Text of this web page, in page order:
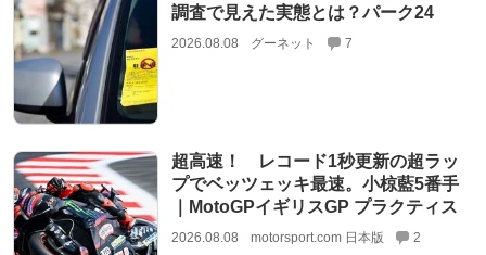
調査で見えた実態とは？パーク24
2026.08.08 グーネット 7
超高速！ レコード1秒更新の超ラッ
プでベッツェッキ最速。小椋藍5番手
｜MotoGPイギリスGP プラクティス
2026.08.08 motorsport.com 日本版 2